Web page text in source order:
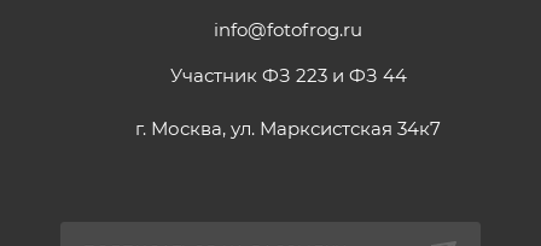
info@fotofrog.ru
Участник ФЗ 223 и ФЗ 44
г. Москва, ул. Марксистская 34к7